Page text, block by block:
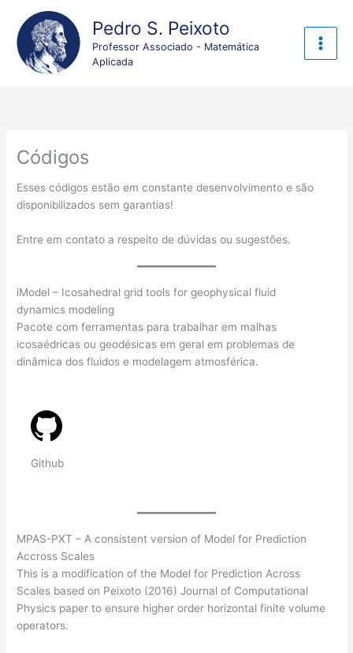
para
conteúdo
Pedro S. Peixoto
Professor Associado - Matemática
Aplicada
Códigos
Esses códigos estão em constante desenvolvimento e são
disponibilizados sem garantias!
Entre em contato a respeito de dúvidas ou sugestões.
iModel – Icosahedral grid tools for geophysical fluid
dynamics modeling
Pacote com ferramentas para trabalhar em malhas
icosaédricas ou geodésicas em geral em problemas de
dinâmica dos fluidos e modelagem atmosférica.
Github
MPAS-PXT – A consistent version of Model for Prediction
Accross Scales
This is a modification of the Model for Prediction Across
Scales based on Peixoto (2016) Journal of Computational
Physics paper to ensure higher order horizontal finite volume
operators.